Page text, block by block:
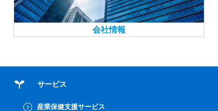
会社情報
サービス
産業保健支援サービス